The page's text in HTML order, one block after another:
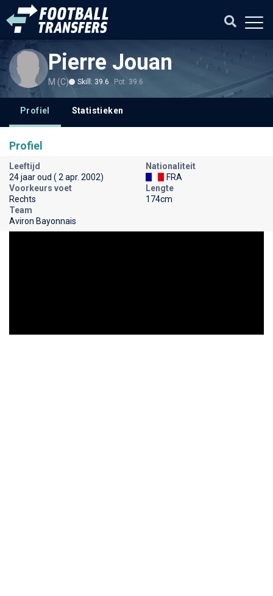
Pierre Jouan
M (C) Skill: 39.6 Pot: 39.6
Profiel Statistieken
Profiel
Leeftijd
24 jaar oud ( 2 apr. 2002)
Nationaliteit
FRA
Voorkeurs voet
Rechts
Lengte
174cm
Team
Aviron Bayonnais